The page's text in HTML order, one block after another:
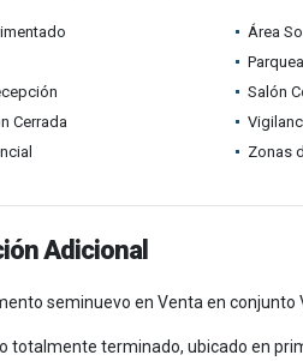
Área
Salón
Cerrada
Zonas
Adicional
seminuevo en Venta en conjunto
totalmente terminado, ubicado en